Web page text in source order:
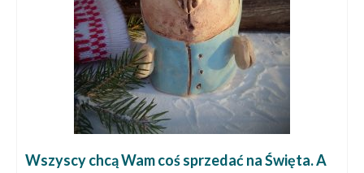
Wszyscy chcą Wam coś sprzedać na Święta. A